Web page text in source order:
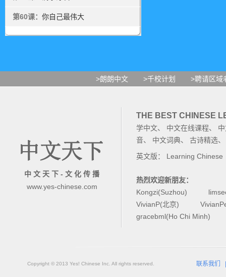
第60课： 你自己最伟大
>朗朗中文 >千校计划 >聘请区域
中 文 天 下 - 文 化 传 播
www.yes-chinese.com
THE BEST CHINESE
学中文、 中文在线课程、
音、 中文词典、 古诗精选
英文版： Learning Chinese
热烈欢迎新朋友：
Kongzi(Suzhou)
VivianP(北京)
gracebml(Ho Chi Minh)
Copyright © 2013 Yes! Chinese Inc. All rights reserved. 联系我们